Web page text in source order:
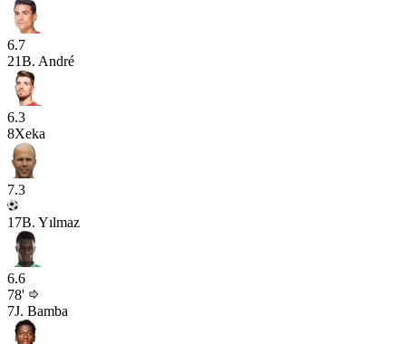
6.7
21B. André
6.3
8Xeka
7.3
17B. Yılmaz
6.6
78'
7J. Bamba